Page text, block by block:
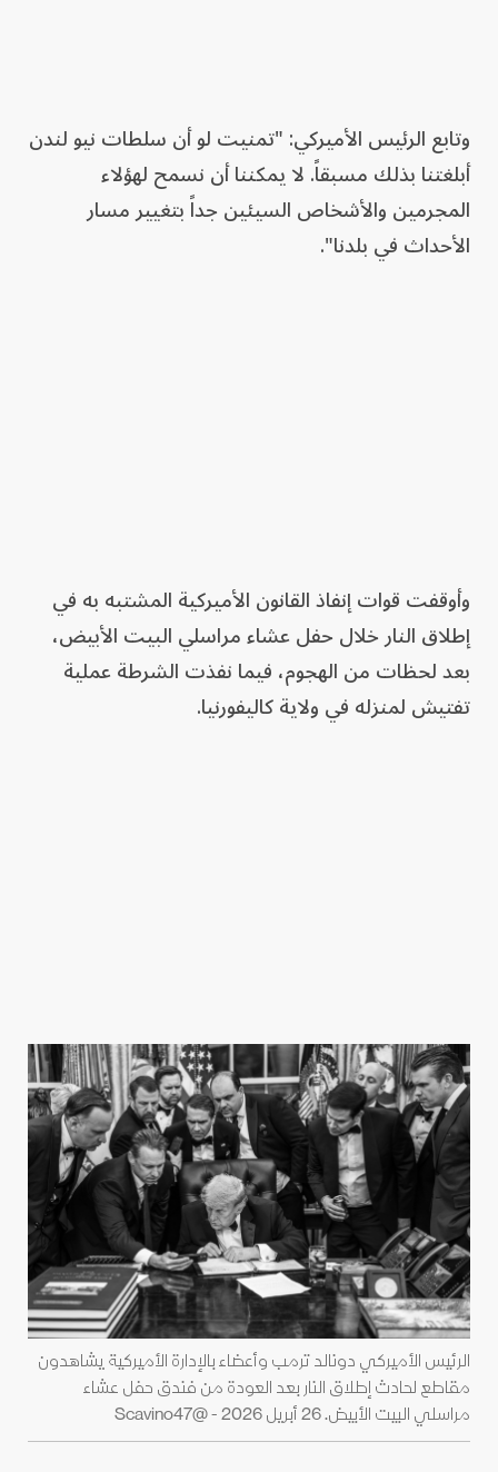
وتابع الرئيس الأميركي: "تمنيت لو أن سلطات نيو لندن
أبلغتنا بذلك مسبقاً. لا يمكننا أن نسمح لهؤلاء
المجرمين والأشخاص السيئين جداً بتغيير مسار
الأحداث في بلدنا".
وأوقفت قوات إنفاذ القانون الأميركية المشتبه به في
إطلاق النار خلال حفل عشاء مراسلي البيت الأبيض،
بعد لحظات من الهجوم، فيما نفذت الشرطة عملية
تفتيش لمنزله في ولاية كاليفورنيا.
الرئيس الأميركي دونالد ترمب وأعضاء بالإدارة الأميركية يشاهدون
مقاطع لحادث إطلاق النار بعد العودة من فندق حفل عشاء
مراسلي البيت الأبيض. 26 أبريل 2026 - @Scavino47